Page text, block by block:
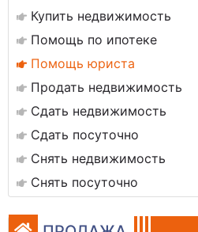
Купить недвижимость
Помощь по ипотеке
Помощь юриста
Продать недвижимость
Сдать недвижимость
Сдать посуточно
Снять недвижимость
Снять посуточно